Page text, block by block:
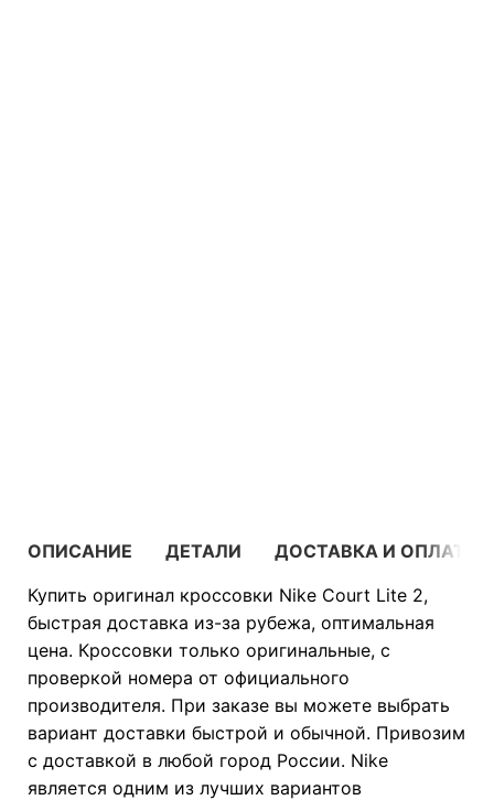
ОПИСАНИЕ ДЕТАЛИ
ДОСТАВКА И ОПЛАТА
Купить оригинал кроссовки Nike Court Lite 2,
быстрая доставка из-за рубежа, оптимальная
цена. Кроссовки только оригинальные, с
проверкой номера от официального
производителя. При заказе вы можете выбрать
вариант доставки быстрой и обычной. Привозим
с доставкой в любой город России. Nike
является одним из лучших вариантов